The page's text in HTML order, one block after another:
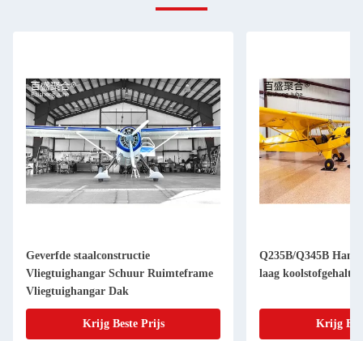
Geverfde staalconstructie
Vliegtuighangar Schuur Ruimteframe
Vliegtuighangar Dak
Krijg Beste Prijs
Q235B/Q345B
laag koolstofgehalte
Krijg